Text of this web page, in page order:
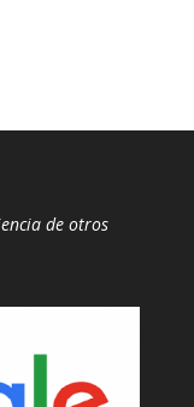
de otros